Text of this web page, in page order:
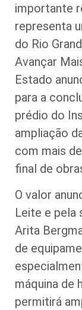
importante
representa
do Rio
Avançar
Estado
para a
prédio do
ampliação
com mais
final de
O valor
Leite e pela
Arita
de
máquina de
permitirá